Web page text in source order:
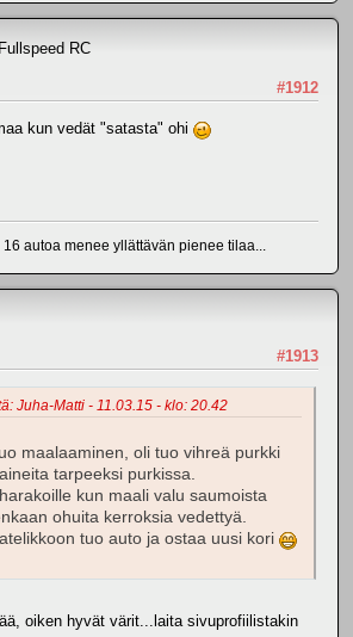
Fullspeed RC
#1912
kun vedät "satasta" ohi
autoa menee yllättävän pienee tilaa...
#1913
Juha-Matti - 11.03.15 - klo: 20.42
maalaaminen, oli tuo vihreä purkki
tarpeeksi purkissa.
kun maali valu saumoista
ohuita kerroksia vedettyä.
tuo auto ja ostaa uusi kori
oiken hyvät värit...laita sivuprofiilistakin